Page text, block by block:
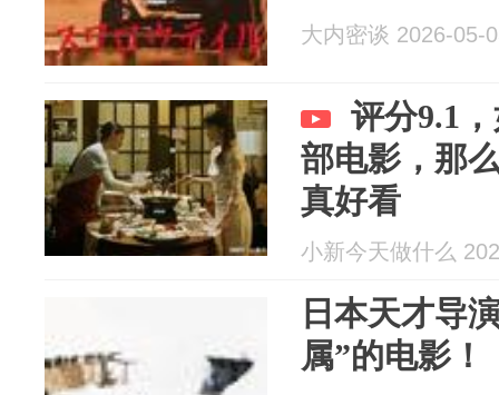
大内密谈 2026-05-
评分9.1
部电影，那
真好看
小新今天做什么
日本天才导
属”的电影！